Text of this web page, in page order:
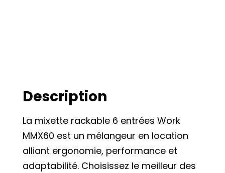
Description
La mixette rackable 6 entrées Work
MMX60 est un mélangeur en location
alliant ergonomie, performance et
adaptabilité. Choisissez le meilleur des